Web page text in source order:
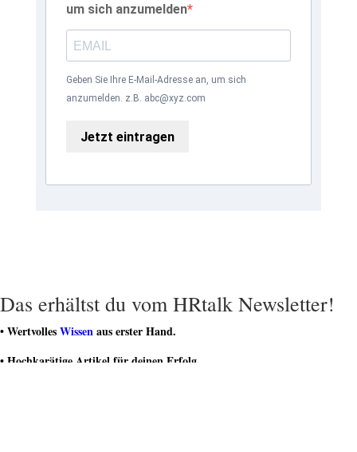
um sich anzumelden
Geben Sie Ihre E-Mail-Adresse an, um sich
anzumelden. z.B. abc@xyz.com
Jetzt eintragen
Das erhältst du vom HRtalk Newsletter!
• WertvollesWissenaus erster Hand.
• Hochkarätige Artikel für deinen Erfolg.